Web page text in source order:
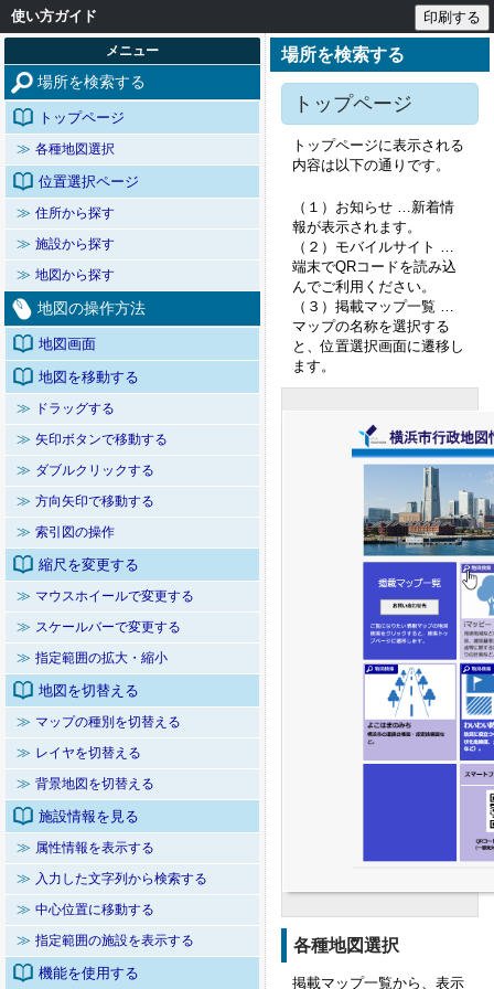
使い方ガイド
メニュー
場所を検索する
トップページ
≫ 各種地図選択
位置選択ページ
≫ 住所から探す
≫ 施設から探す
≫ 地図から探す
地図の操作方法
地図画面
地図を移動する
≫
ドラッグする
≫ 矢印ボタンで移動する
≫ ダブルクリックする
≫ 方向矢印で移動する
≫ 索引図の操作
縮尺を変更する
≫ マウスホイールで変更する
≫ スケールバーで変更する
≫ 指定範囲の拡大・縮小
地図を切替える
≫ マップの種別を切替える
≫ レイヤを切替える
≫ 背景地図を切替える
施設情報を見る
≫ 属性情報を表示する
≫ 入力した文字列から検索する
≫ 中心位置に移動する
≫ 指定範囲の施設を表示する
機能を使用する
場所を検索する
トップページ
トップページに表示される
内容は以下の通りです。
（１）お知らせ …新着情
報が表示されます。
（２）モバイルサイト …
端末でQRコードを読み込
んでご利用ください。
（３）掲載マップ一覧 …
マップの名称を選択する
と、位置選択画面に遷移し
ます。
各種地図選択
掲載マップ一覧から、表示